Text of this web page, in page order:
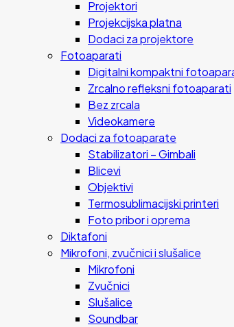
Projektori
Projekcijska platna
Dodaci za projektore
Fotoaparati
Digitalni kompaktni
Zrcalno refleksni fotoaparati
Bez zrcala
Videokamere
Dodaci za fotoaparate
Stabilizatori – Gimbali
Blicevi
Objektivi
Termosublimacijski printeri
Foto pribor i oprema
Diktafoni
Mikrofoni, zvučnici i slušalice
Mikrofoni
Zvučnici
Slušalice
Soundbar